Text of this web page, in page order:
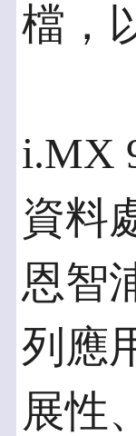
檔，
i.MX
資料
恩智
列應
展性